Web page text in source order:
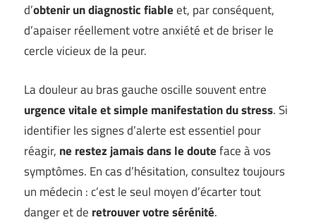
d’obtenir un diagnostic fiableet, par conséquent,
d’apaiser réellement votre anxiété et de briser le
cercle vicieux de la peur.
La douleur au bras gauche oscille souvent entre
urgence vitale et simple manifestation du stress. Si
identifier les signes d’alerte est essentiel pour
réagir, ne restez jamais dans le douteface à vos
symptômes. En cas d’hésitation, consultez toujours
un médecin : c’est le seul moyen d’écarter tout
danger et de retrouver votre sérénité.